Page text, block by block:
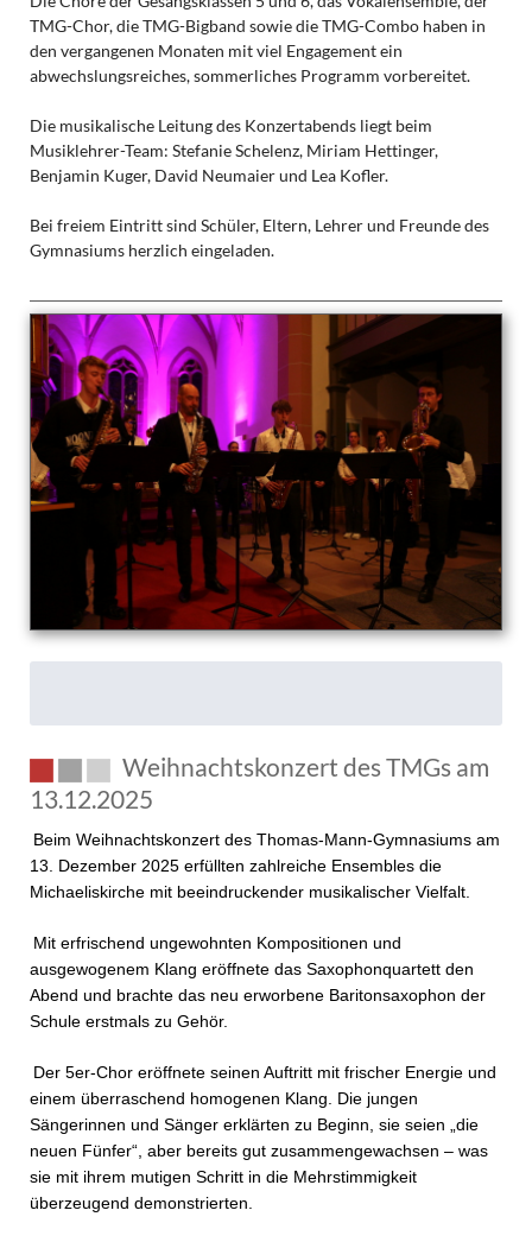
TMG-Chor, die TMG-Bigband sowie die TMG-Combo haben in
den vergangenen Monaten mit viel Engagement ein
abwechslungsreiches, sommerliches Programm vorbereitet.
Die musikalische Leitung des Konzertabends liegt beim
Musiklehrer-Team: Stefanie Schelenz, Miriam Hettinger,
Benjamin Kuger, David Neumaier und Lea Kofler.
Bei freiem Eintritt sind Schüler, Eltern, Lehrer und Freunde des
Gymnasiums herzlich eingeladen.
Weihnachtskonzert des TMGs am
13.12.2025
Beim Weihnachtskonzert des Thomas-Mann-Gymnasiums am
13. Dezember 2025 erfüllten zahlreiche Ensembles die
Michaeliskirche mit beeindruckender musikalischer Vielfalt.
Mit erfrischend ungewohnten Kompositionen und
ausgewogenem Klang eröffnete das Saxophonquartett den
Abend und brachte das neu erworbene Baritonsaxophon der
Schule erstmals zu Gehör.
Der 5er-Chor eröffnete seinen Auftritt mit frischer Energie und
einem überraschend homogenen Klang. Die jungen
Sängerinnen und Sänger erklärten zu Beginn, sie seien „die
neuen Fünfer“, aber bereits gut zusammengewachsen – was
sie mit ihrem mutigen Schritt in die Mehrstimmigkeit
überzeugend demonstrierten.